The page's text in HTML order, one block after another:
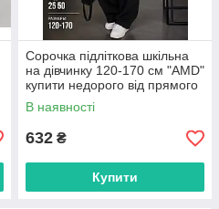
Сорочка підліткова шкільна
на дівчинку 120-170 см "AMD"
купити недорого від прямого
постачальника
В наявності
632 ₴
Купити